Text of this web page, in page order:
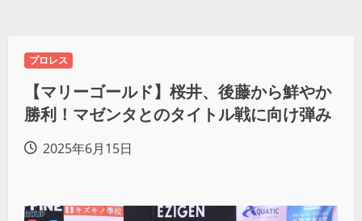
プロレス
【マリーゴールド】桜井、後藤から鮮やか
勝利！マゼンタとのタイトル戦に向け弾み
2025年6月15日